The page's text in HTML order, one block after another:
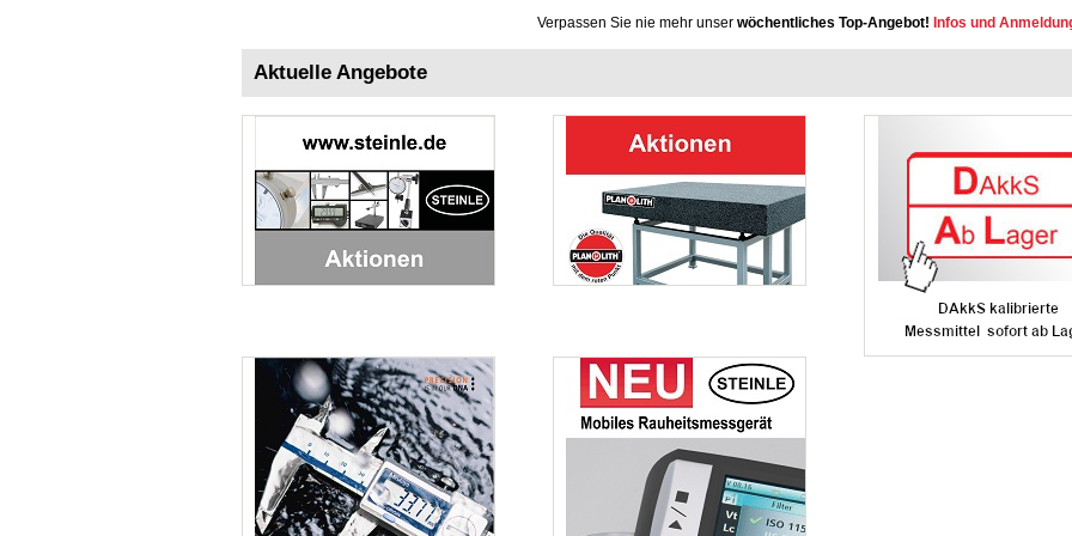
Verpassen Sie nie mehr unser wöchentliches Top-Angebot! Infos und
Aktuelle Angebote